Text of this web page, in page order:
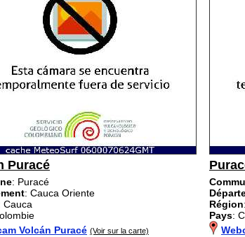
Puracé
: Puracé
: Cauca Oriente
Cauca
Volcán Puracé (Voir sur la carte)
Région
Pays: